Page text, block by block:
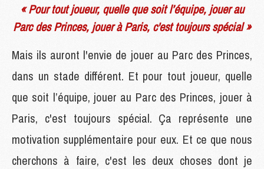
« Pour tout joueur, quelle que soit l’équipe, jouer au
Parc des Princes, jouer à Paris, c'est toujours spécial »
Mais ils auront l'envie de jouer au Parc des Princes,
dans un stade différent. Et pour tout joueur, quelle
que soit l’équipe, jouer au Parc des Princes, jouer à
Paris, c'est toujours spécial. Ça représente une
motivation supplémentaire pour eux. Et ce que nous
cherchons à faire, c'est les deux choses dont je